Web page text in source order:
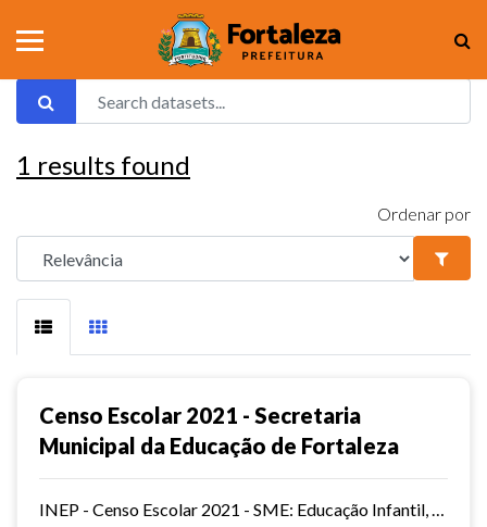
1 results found
Ordenar por
Censo Escolar 2021 - Secretaria
Municipal da Educação de Fortaleza